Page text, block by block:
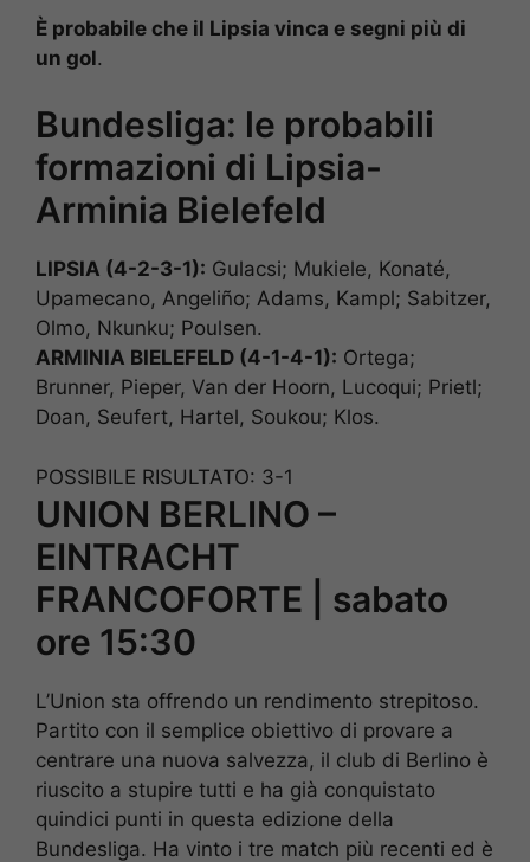
È probabile che il Lipsia vinca e segni più di
un gol.
Bundesliga: le probabili
formazioni di Lipsia-
Arminia Bielefeld
LIPSIA (4-2-3-1): Gulacsi; Mukiele, Konaté,
Upamecano, Angeliño; Adams, Kampl; Sabitzer,
Olmo, Nkunku; Poulsen.
ARMINIA BIELEFELD (4-1-4-1): Ortega;
Brunner, Pieper, Van der Hoorn, Lucoqui; Prietl;
Doan, Seufert, Hartel, Soukou; Klos.
POSSIBILE RISULTATO: 3-1
UNION BERLINO –
EINTRACHT
FRANCOFORTE | sabato
ore 15:30
L’Union sta offrendo un rendimento strepitoso.
Partito con il semplice obiettivo di provare a
centrare una nuova salvezza, il club di Berlino è
riuscito a stupire tutti e ha già conquistato
quindici punti in questa edizione della
Bundesliga. Ha vinto i tre match più recenti ed è